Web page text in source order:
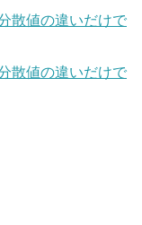
散値の違いだけで
散値の違いだけで